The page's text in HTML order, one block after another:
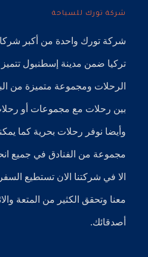
شركة تورك للسياحة
شركة تورك واحدة من أكبر
تركيا ضمن مدينة إسطنبول
الرحلات ومجموعة متميزة من
وأيضا نوفر رحلات بحرية كما
مجموعة من الفنادق في جميع
الا في شركتنا الان تستطيع
معنا وتحقق الكثير من المتعة
أصدقائك.